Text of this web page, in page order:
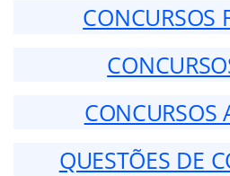
CONCURSOS
CONCURSOS
QUESTÕES DE